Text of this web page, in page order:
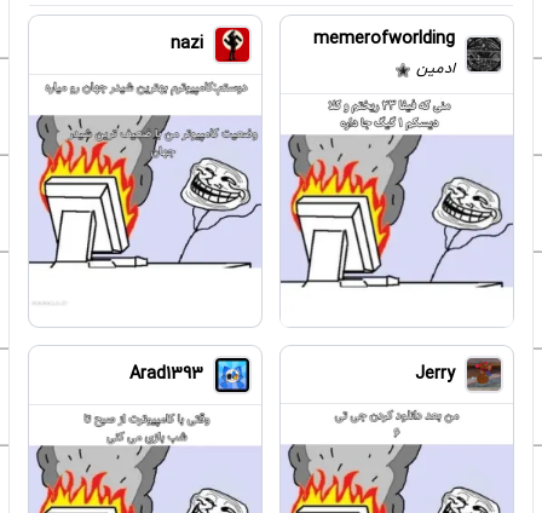
memerofworlding
ادمین
nazi
Jerry
Arad1393